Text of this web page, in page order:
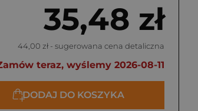
35,48 zł
44,00 zł - sugerowana cena detaliczna
teraz, wyślemy 2026-08-11
DODAJ DO KOSZYKA